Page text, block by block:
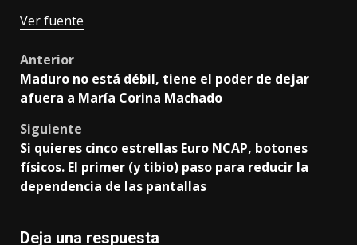
Ver fuente
Post
navigation
Anterior
Maduro no está débil, tiene el poder de dejar
afuera a María Corina Machado
Siguiente
Si quieres cinco estrellas Euro NCAP, botones
físicos. El primer (y tibio) paso para reducir la
dependencia de las pantallas
Deja una respuesta